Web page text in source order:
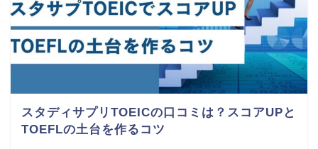
スタディサプリTOEICの口コミは？スコアUPと
TOEFLの土台を作るコツ